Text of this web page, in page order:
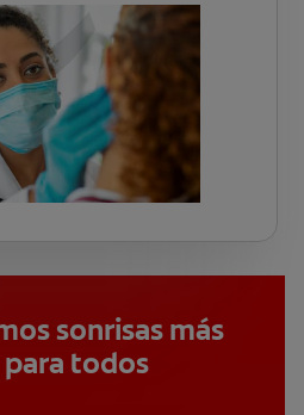
sonrisas más
para todos